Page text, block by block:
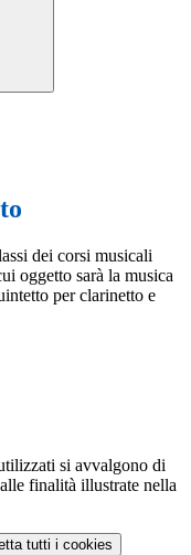
dei corsi musicali
oggetto sarà la musica
per clarinetto e
si avvalgono di
finalità illustrate nella
tutti i cookies